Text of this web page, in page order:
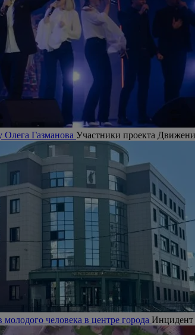
Газманова Участники проекта
человека в центре города Инцидент